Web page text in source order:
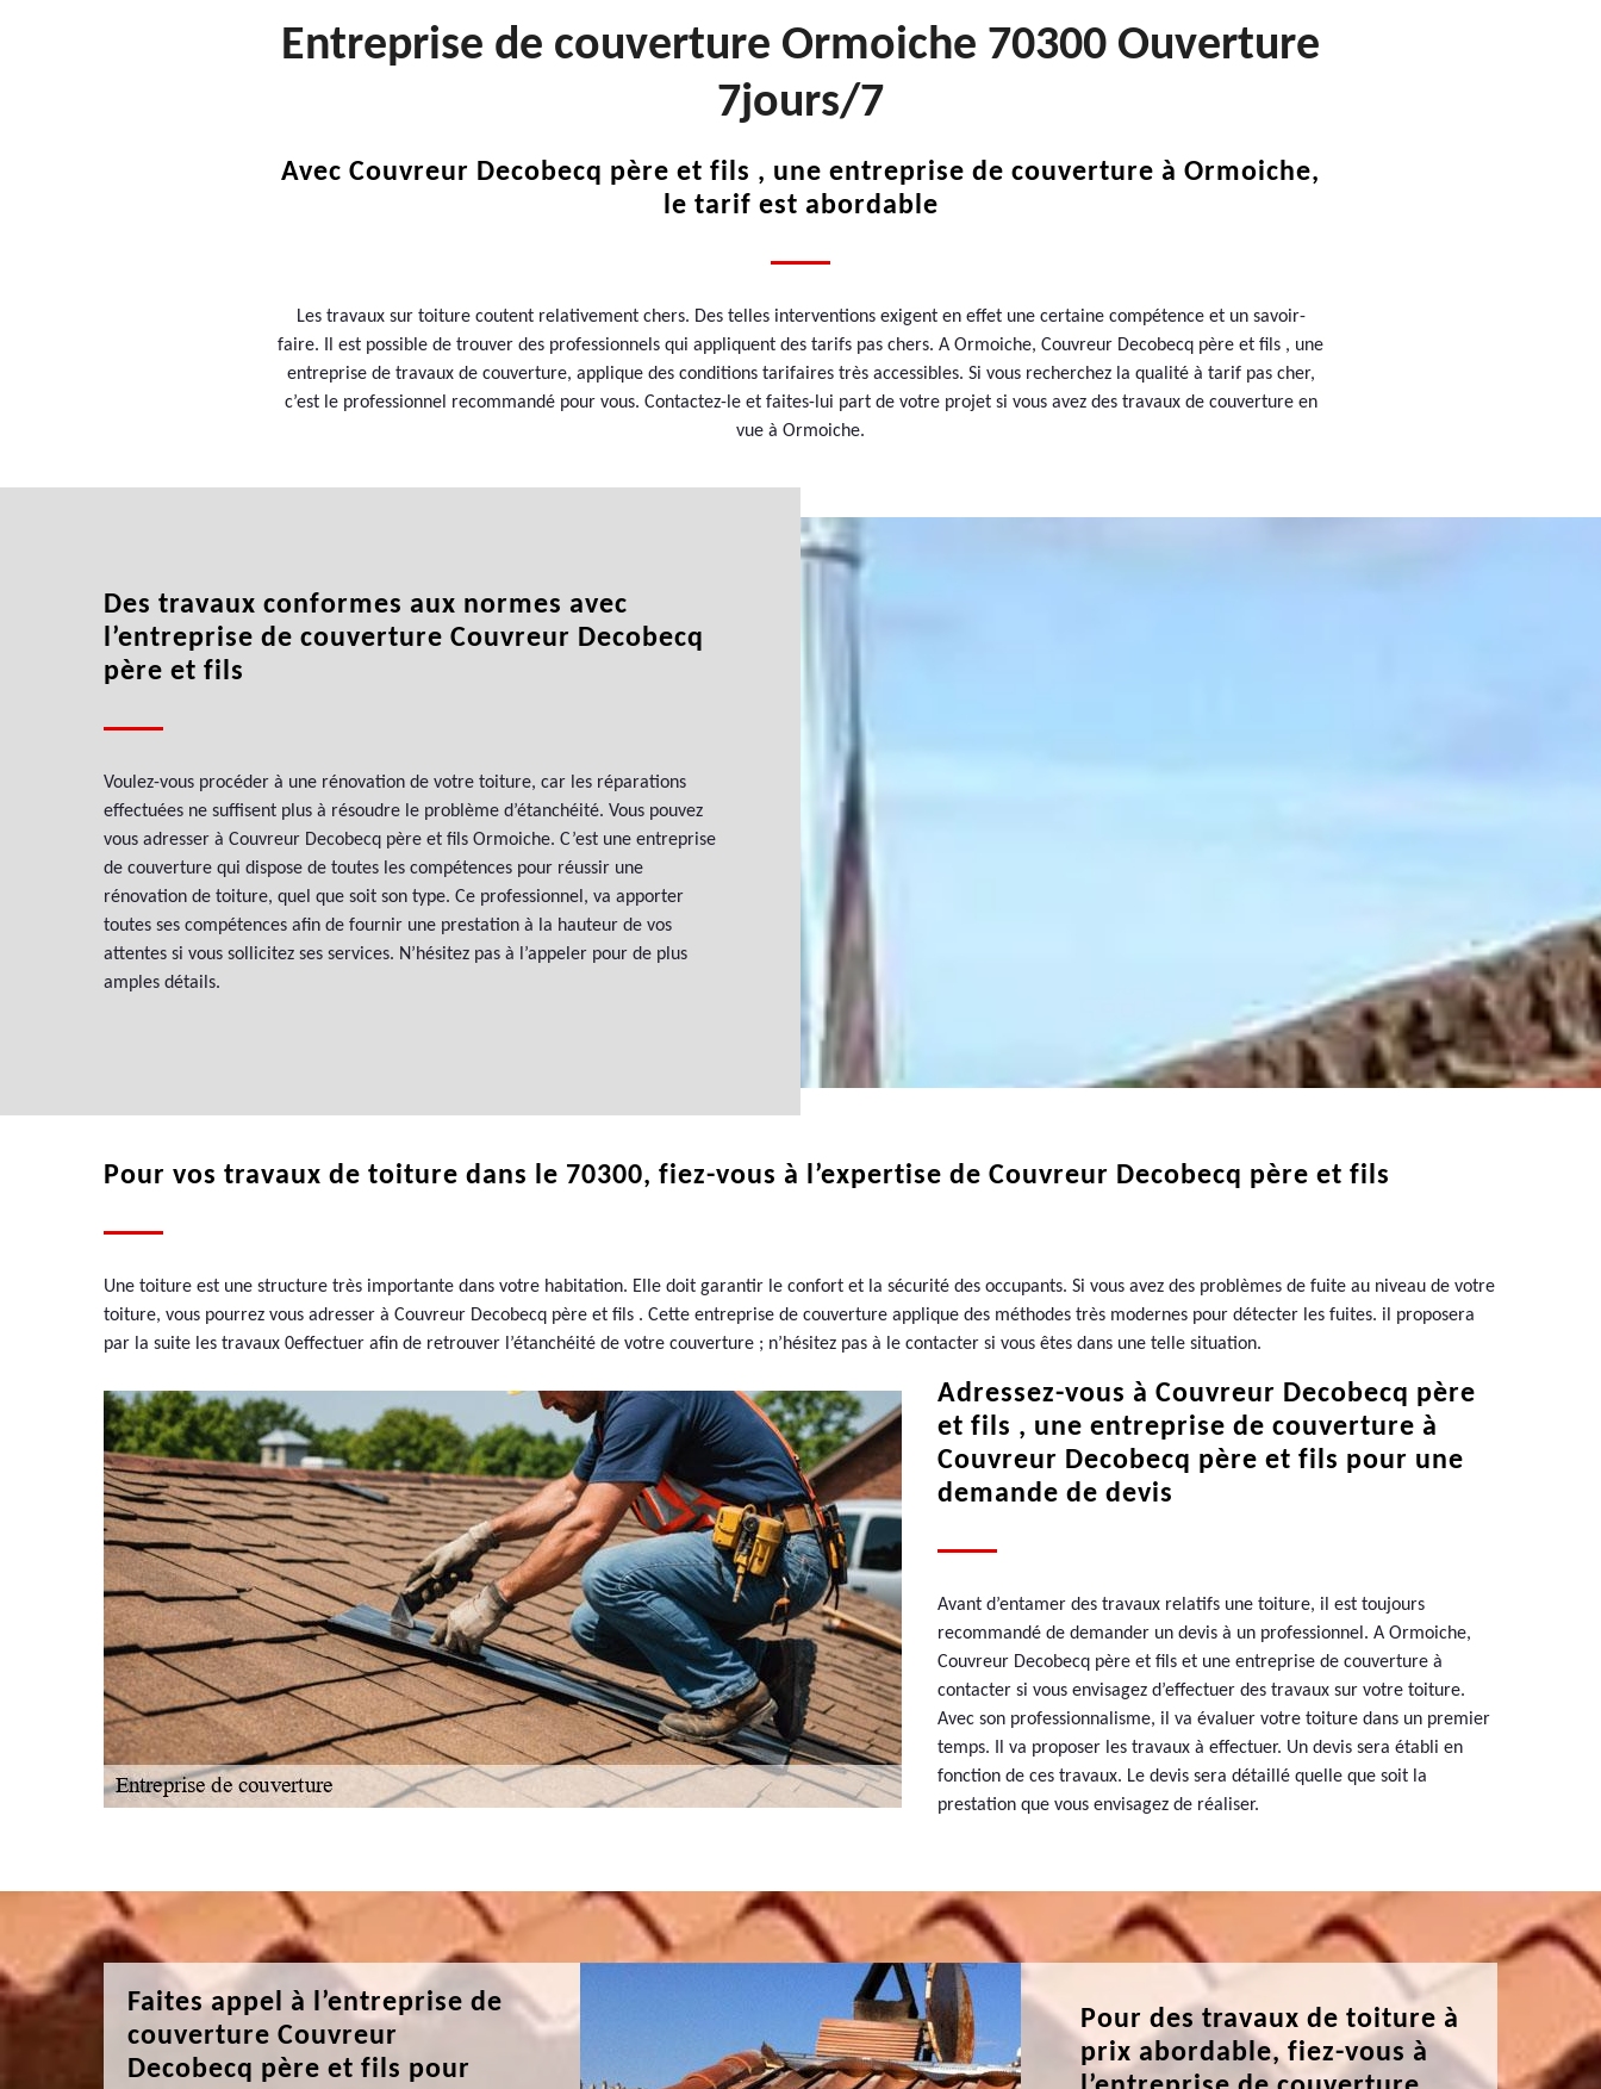
Entreprise de couverture Ormoiche 70300 Ouverture
7jours/7
Avec Couvreur Decobecq père et fils , une entreprise de couverture à Ormoiche,
le tarif est abordable
Les travaux sur toiture coutent relativement chers. Des telles interventions exigent en effet une certaine compétence et un savoir-
faire. Il est possible de trouver des professionnels qui appliquent des tarifs pas chers. A Ormoiche, Couvreur Decobecq père et fils , une
entreprise de travaux de couverture, applique des conditions tarifaires très accessibles. Si vous recherchez la qualité à tarif pas cher,
c’est le professionnel recommandé pour vous. Contactez-le et faites-lui part de votre projet si vous avez des travaux de couverture en
vue à Ormoiche.
Des travaux conformes aux normes avec
l’entreprise de couverture Couvreur Decobecq
père et fils
Voulez-vous procéder à une rénovation de votre toiture, car les réparations
effectuées ne suffisent plus à résoudre le problème d’étanchéité. Vous pouvez
vous adresser à Couvreur Decobecq père et fils Ormoiche. C’est une entreprise
de couverture qui dispose de toutes les compétences pour réussir une
rénovation de toiture, quel que soit son type. Ce professionnel, va apporter
toutes ses compétences afin de fournir une prestation à la hauteur de vos
attentes si vous sollicitez ses services. N’hésitez pas à l’appeler pour de plus
amples détails.
Pour vos travaux de toiture dans le 70300, fiez-vous à l’expertise de Couvreur Decobecq père et fils
Une toiture est une structure très importante dans votre habitation. Elle doit garantir le confort et la sécurité des occupants. Si vous avez des problèmes de fuite au niveau de votre
toiture, vous pourrez vous adresser à Couvreur Decobecq père et fils . Cette entreprise de couverture applique des méthodes très modernes pour détecter les fuites. il proposera
par la suite les travaux 0effectuer afin de retrouver l’étanchéité de votre couverture ; n’hésitez pas à le contacter si vous êtes dans une telle situation.
Adressez-vous à Couvreur Decobecq père
et fils , une entreprise de couverture à
Couvreur Decobecq père et fils pour une
demande de devis
Avant d’entamer des travaux relatifs une toiture, il est toujours
recommandé de demander un devis à un professionnel. A Ormoiche,
Couvreur Decobecq père et fils et une entreprise de couverture à
contacter si vous envisagez d’effectuer des travaux sur votre toiture.
Avec son professionnalisme, il va évaluer votre toiture dans un premier
temps. Il va proposer les travaux à effectuer. Un devis sera établi en
fonction de ces travaux. Le devis sera détaillé quelle que soit la
prestation que vous envisagez de réaliser.
Faites appel à l’entreprise de
couverture Couvreur
Decobecq père et fils pour
Pour des travaux de toiture à
prix abordable, fiez-vous à